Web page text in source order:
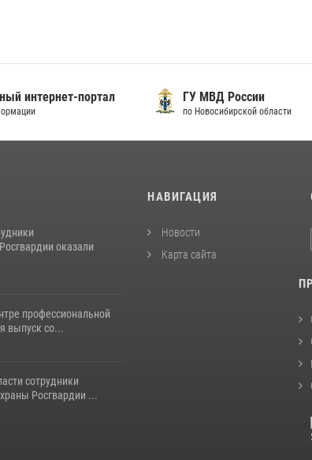
интернет-портал ГУ МВД России
по Новосибирской области
оказали
профессиональной
выпуск со...
сотрудники
Росгвардии ...
НАВИГАЦИЯ
Новости
Карта сайта